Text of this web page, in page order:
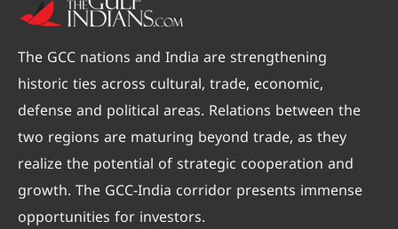
The GCC nations and India are strengthening
historic ties across cultural, trade, economic,
defense and political areas. Relations between the
two regions are maturing beyond trade, as they
realize the potential of strategic cooperation and
growth. The GCC-India corridor presents immense
opportunities for investors.